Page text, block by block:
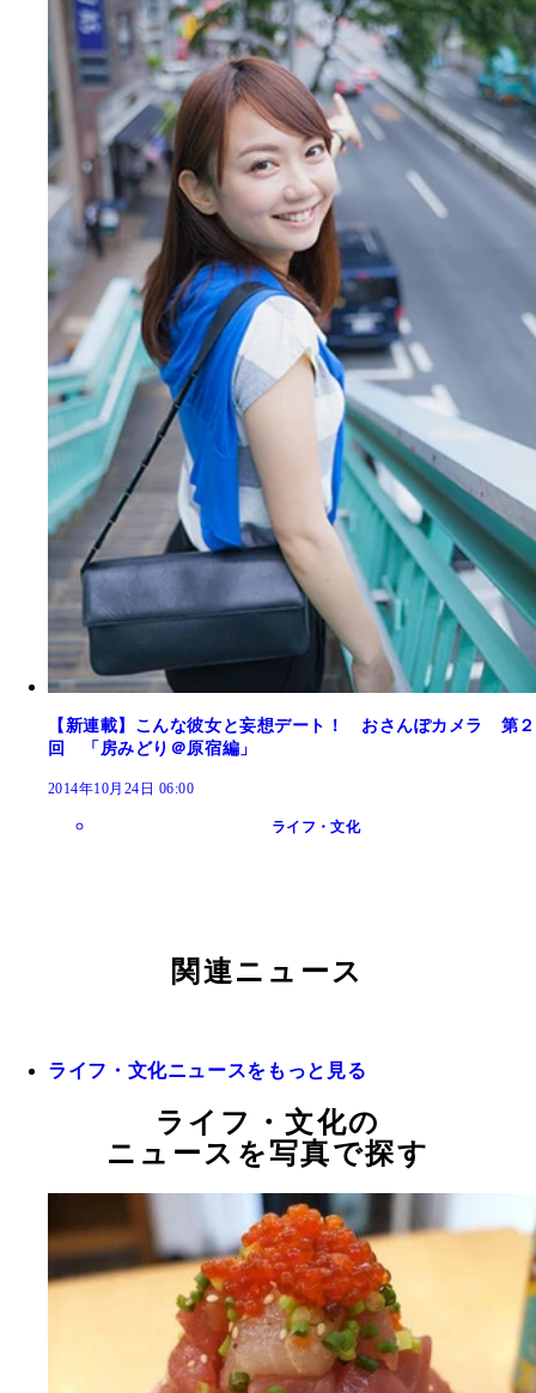
【新連載】こんな彼女と妄想デート！ おさんぽカメラ 第２
回 「房みどり＠原宿編」
2014年10月24日 06:00
ライフ・文化
関連ニュース
ライフ・文化ニュースをもっと見る
ライフ・文化の
ニュースを写真で探す